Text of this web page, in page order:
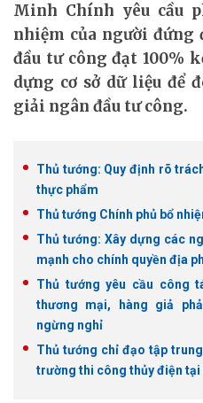
Minh Chính yêu cầu
nhiệm của người đứng
đầu tư công đạt 100%
dựng cơ sở dữ liệu để
giải ngân đầu tư công.
Thủ tướng: Quy định rõ
thực phẩm
Thủ tướng Chính phủ bổ
Thủ tướng: Xây dựng các
mạnh cho chính quyền địa
Thủ tướng yêu cầu công
thương mại, hàng giả
ngừng nghỉ
Thủ tướng chỉ đạo tập
trường thi công thủy điện tại